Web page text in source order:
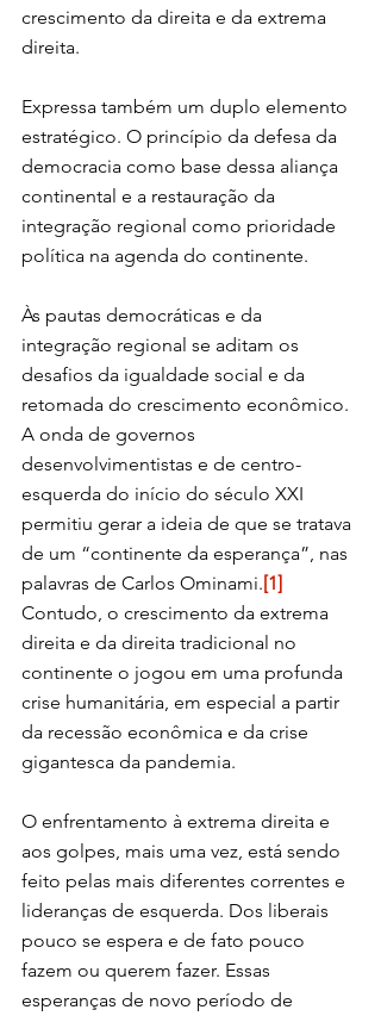
crescimento da direita e da extrema
direita.
Expressa também um duplo elemento
estratégico. O princípio da defesa da
democracia como base dessa aliança
continental e a restauração da
integração regional como prioridade
política na agenda do continente.
Às pautas democráticas e da
integração regional se aditam os
desafios da igualdade social e da
retomada do crescimento econômico.
A onda de governos
desenvolvimentistas e de centro-
esquerda do início do século XXI
permitiu gerar a ideia de que se tratava
de um “continente da esperança”, nas
palavras de Carlos Ominami.[1]
Contudo, o crescimento da extrema
direita e da direita tradicional no
continente o jogou em uma profunda
crise humanitária, em especial a partir
da recessão econômica e da crise
gigantesca da pandemia.
O enfrentamento à extrema direita e
aos golpes, mais uma vez, está sendo
feito pelas mais diferentes correntes e
lideranças de esquerda. Dos liberais
pouco se espera e de fato pouco
fazem ou querem fazer. Essas
esperanças de novo período de